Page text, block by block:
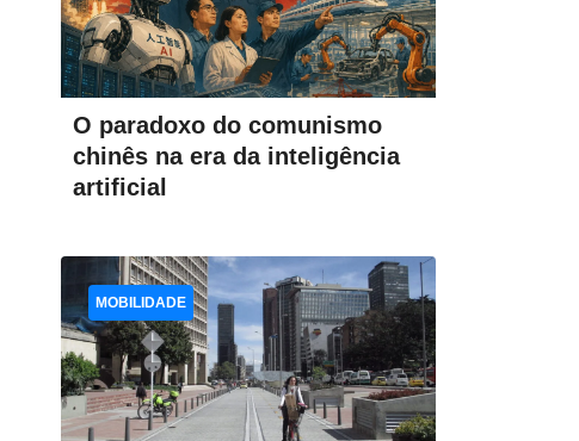
O paradoxo do comunismo
chinês na era da inteligência
artificial
MOBILIDADE